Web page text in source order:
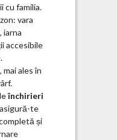
cu familia.
vara
iarna
accesibile
mai ales în
închirieri
te
și